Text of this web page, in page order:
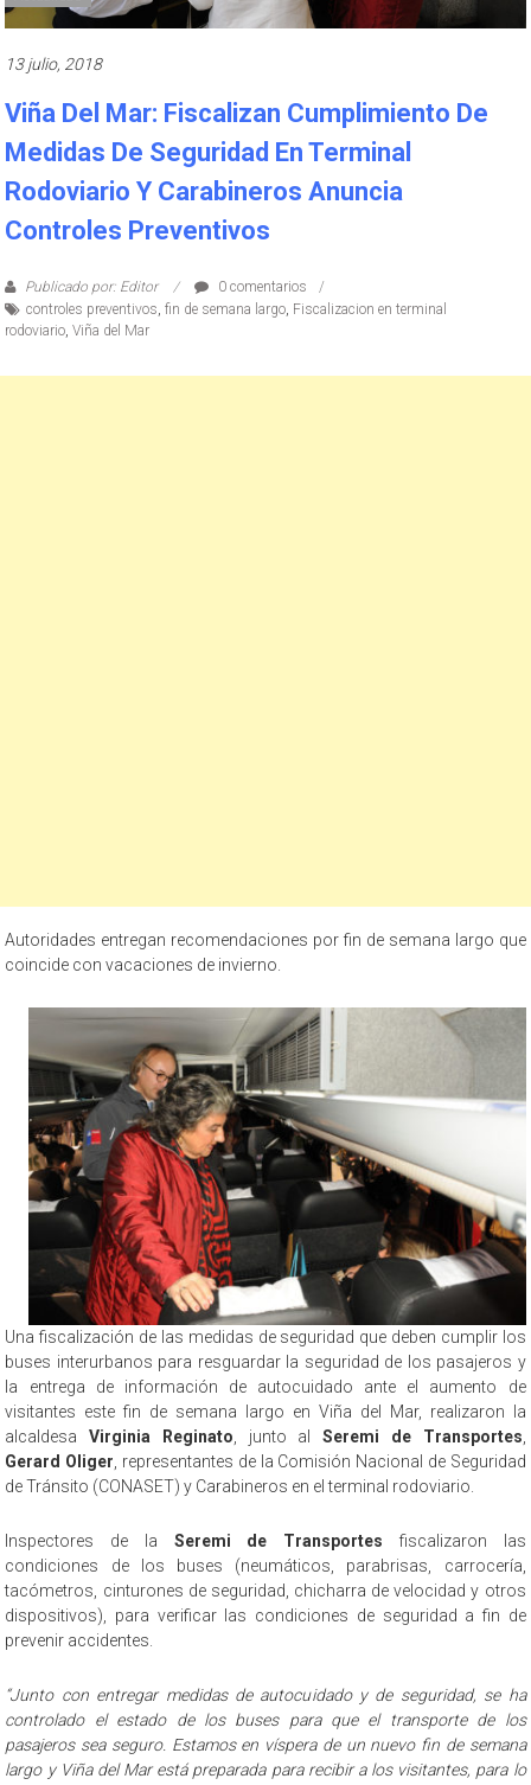
13 julio, 2018
Viña Del Mar: Fiscalizan Cumplimiento De
Medidas De Seguridad En Terminal
Rodoviario Y Carabineros Anuncia
Controles Preventivos
Publicado por: Editor
0 comentarios
controles preventivos ,fin de semana largo Fiscalizacion en terminal
rodoviario ,Viña del Mar
Autoridades entregan recomendaciones por fin de semana largo que
coincide con vacaciones de invierno.
Una fiscalización de las medidas de seguridad que deben cumplir los
buses interurbanos para resguardar la seguridad de los pasajeros y
la entrega de información de autocuidado ante el aumento de
visitantes este fin de semana largo en Viña del Mar, realizaron la
alcaldesaVirginia Reginato, junto alSeremi de Transportes,
Gerard Oliger, representantes de la Comisión Nacional de Seguridad
de Tránsito (CONASET) y Carabineros en el terminal rodoviario.
Inspectores de la Seremi de Transportes fiscalizaron las
condiciones de los buses (neumáticos, parabrisas, carrocería,
tacómetros, cinturones de seguridad, chicharra de velocidad y otros
dispositivos), para verificar las condiciones de seguridad a fin de
prevenir accidentes.
“Junto con entregar medidas de autocuidado y de seguridad, se ha
controlado el estado de los buses para que el transporte de los
pasajeros sea seguro. Estamos en víspera de un nuevo fin de semana
largo y Viña del Mar está preparada para recibir a los visitantes, para lo